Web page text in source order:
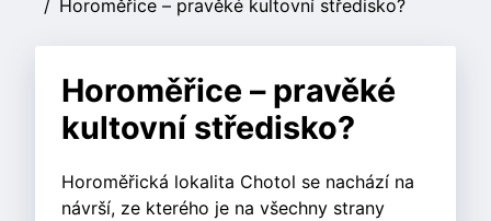
Horoměřice – pravěké kultovní středisko?
Horoměřice – pravěké
kultovní středisko?
Horoměřická lokalita Chotol se nachází na
návrší, ze kterého je na všechny strany